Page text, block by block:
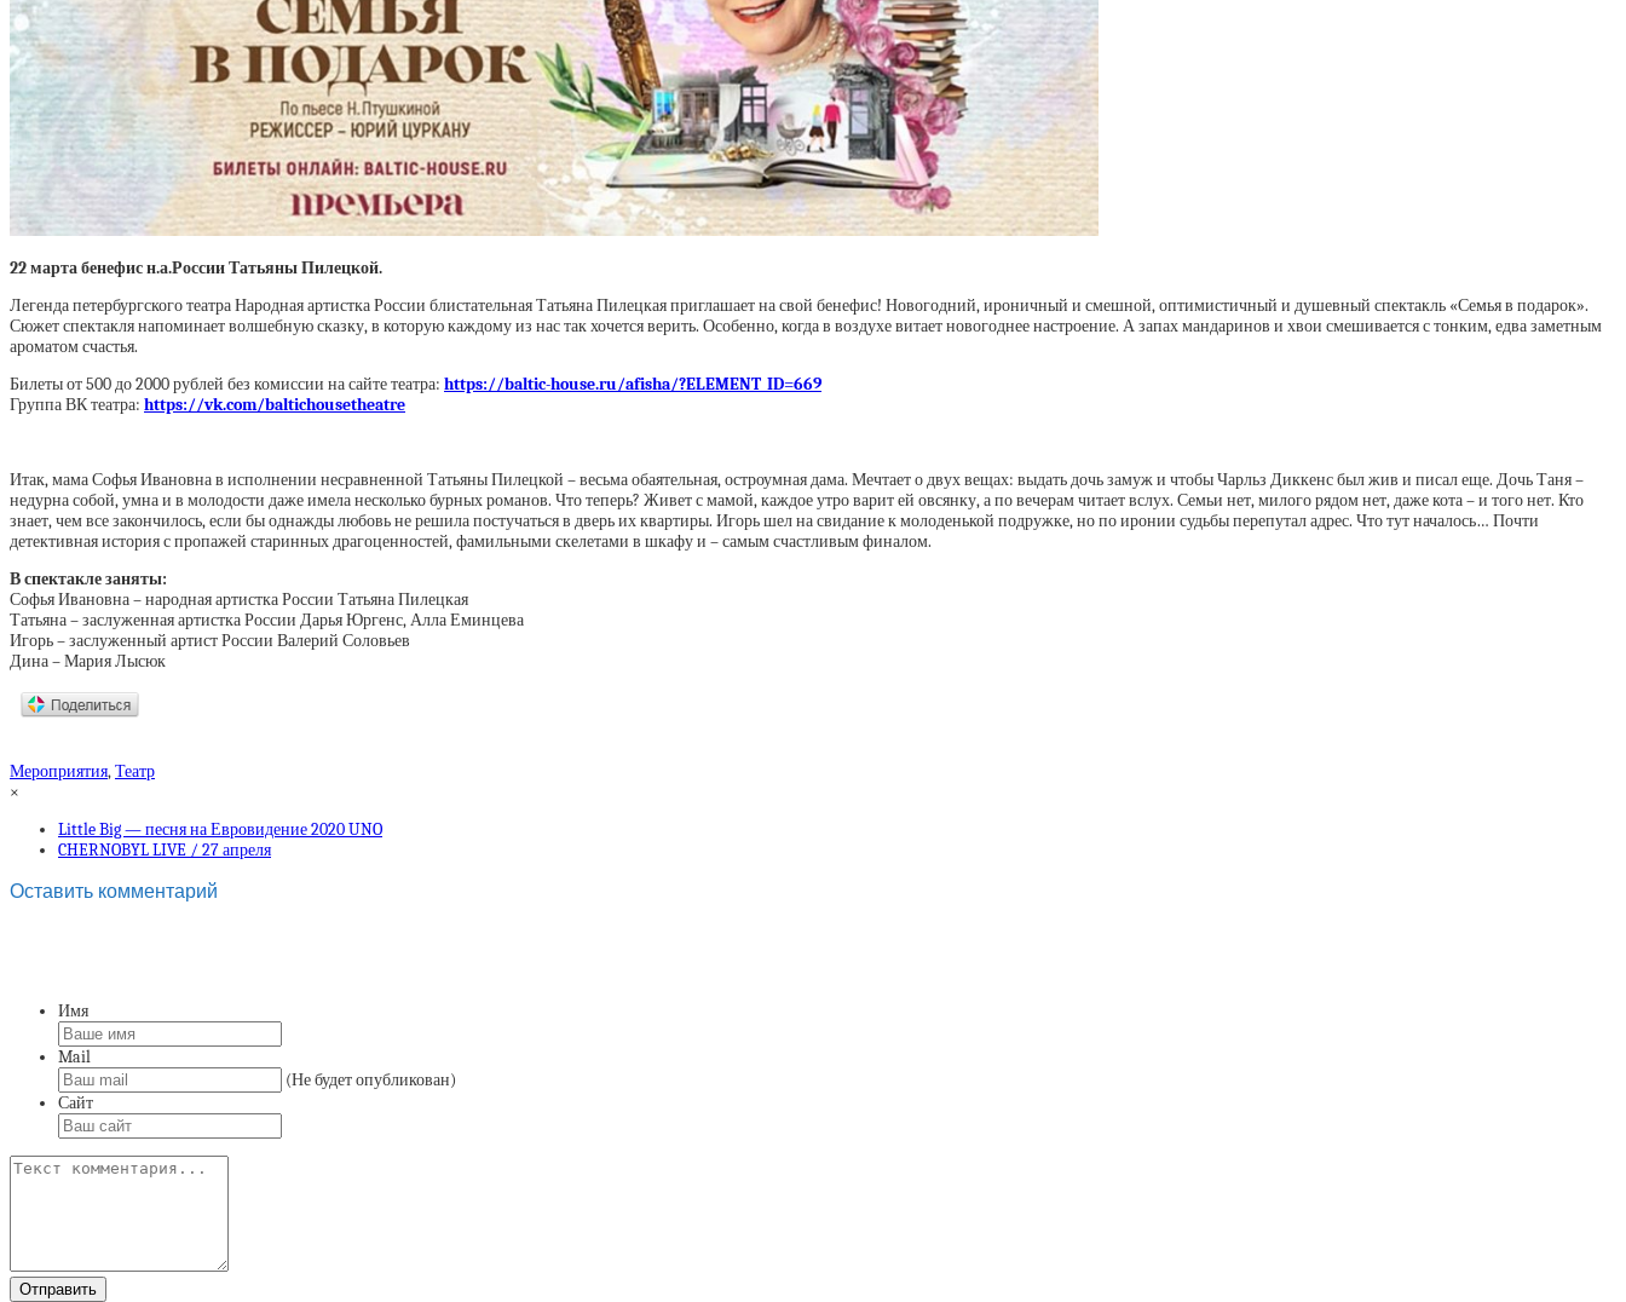
22 марта бенефис н.а.России Татьяны Пилецкой.
Легенда петербургского театра Народная артистка России блистательная Татьяна Пилецкая приглашает на свой бенефис! Новогодний, ироничный и смешной, оптимистичный и душевный спектакль «Семья в подарок».
Сюжет спектакля напоминает волшебную сказку, в которую каждому из нас так хочется верить. Особенно, когда в воздухе витает новогоднее настроение. А запах мандаринов и хвои смешивается с тонким, едва заметным
ароматом счастья.
Билеты от 500 до 2000 рублей без комиссии на сайте театра: https://baltic-house.ru/afisha/?ELEMENT_ID=669
Группа ВК театра: https://vk.com/baltichousetheatre
Итак, мама Софья Ивановна в исполнении несравненной Татьяны Пилецкой – весьма обаятельная, остроумная дама. Мечтает о двух вещах: выдать дочь замуж и чтобы Чарльз Диккенс был жив и писал еще. Дочь Таня –
недурна собой, умна и в молодости даже имела несколько бурных романов. Что теперь? Живет с мамой, каждое утро варит ей овсянку, а по вечерам читает вслух. Семьи нет, милого рядом нет, даже кота – и того нет. Кто
знает, чем все закончилось, если бы однажды любовь не решила постучаться в дверь их квартиры. Игорь шел на свидание к молоденькой подружке, но по иронии судьбы перепутал адрес. Что тут началось… Почти
детективная история с пропажей старинных драгоценностей, фамильными скелетами в шкафу и – самым счастливым финалом.
В спектакле заняты:
Софья Ивановна – народная артистка России Татьяна Пилецкая
Татьяна – заслуженная артистка России Дарья Юргенс, Алла Еминцева
Игорь – заслуженный артист России Валерий Соловьев
Дина – Мария Лысюк
Мероприятия,Театр
×
Little Big — песня на Евровидение 2020 UNO
CHERNOBYL LIVE / 27 апреля
Оставить комментарий
Имя
Mail
(Не будет опубликован)
Сайт